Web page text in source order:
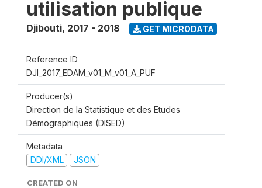
utilisation publique
Djibouti, 2017 - 2018 GET MICRODATA
Reference ID
DJI_2017_EDAM_v01_M_v01_A_PUF
Producer(s)
Direction de la Statistique et des Etudes
Démographiques (DISED)
Metadata
DDI/XML
JSON
CREATED ON